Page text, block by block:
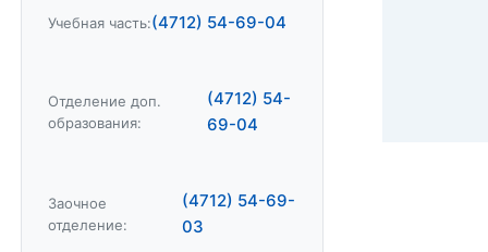
Учебная часть:(4712) 54-69-04
Отделение доп.
образования:
(4712) 54-
69-04
Заочное
отделение:
(4712) 54-69-
03